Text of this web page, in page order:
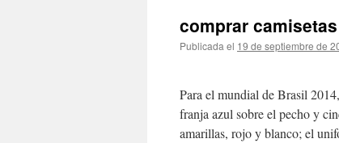
comprar
Publicada el 19 de septiembre de
Para el mundial de Brasil
franja azul sobre el pecho y
amarillas, rojo y blanco; el